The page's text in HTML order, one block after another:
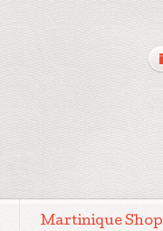
Martinique Shop